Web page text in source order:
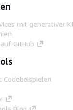
mit generativer KI
GitHub
Codebeispielen
Blog